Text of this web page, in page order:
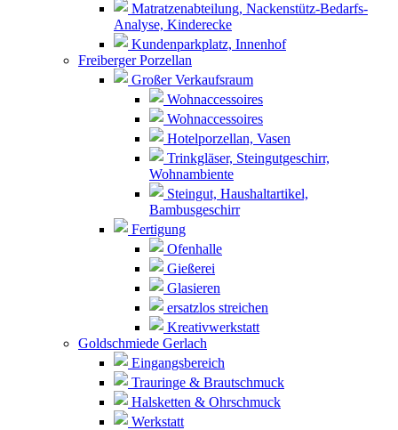
Matratzenabteilung, Nackenstütz-Bedarfs-
Analyse, Kinderecke
Kundenparkplatz, Innenhof
Freiberger Porzellan
Großer Verkaufsraum
Wohnaccessoires
Wohnaccessoires
Hotelporzellan, Vasen
Trinkgläser, Steingutgeschirr,
Wohnambiente
Steingut, Haushaltartikel,
Bambusgeschirr
Fertigung
Ofenhalle
Gießerei
Glasieren
ersatzlos streichen
Kreativwerkstatt
Goldschmiede Gerlach
Eingangsbereich
Trauringe & Brautschmuck
Halsketten & Ohrschmuck
Werkstatt